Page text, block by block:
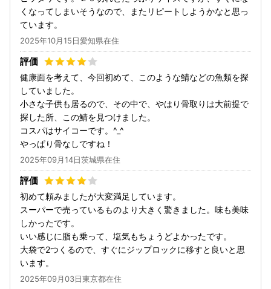
くなってしまいそうなので、またリピートしようかなと思っ
ています。
2025年10月15日愛知県在住
健康面を考えて、今回初めて、このような鯖などの魚類を探
していました。
小さな子供も居るので、その中で、やはり骨取りは大前提で
探した所、この鯖を見つけました。
コスパはサイコーです。^_^
やっぱり骨なしですね！
2025年09月14日茨城県在住
初めて頼みましたが大変満足しています。
スーパーで売っているものより大きく驚きました。味も美味
しかったです。
いい感じに脂も乗って、塩気もちょうどよかったです。
大袋で2つくるので、すぐにジップロックに移すと良いと思
います。
2025年09月03日東京都在住